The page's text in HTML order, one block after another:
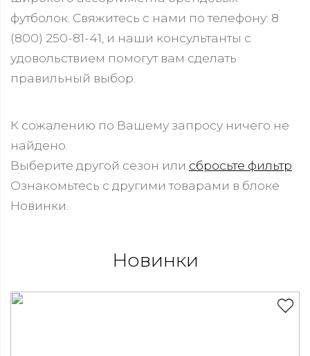
футболок. Свяжитесь с нами по телефону: 8
(800) 250-81-41, и наши консультанты с
удовольствием помогут вам сделать
правильный выбор.
К сожалению по Вашему запросу ничего не
найдено.
Выберите другой сезон или сбросьте фильтр
Ознакомьтесь с другими товарами в блоке
Новинки.
Новинки